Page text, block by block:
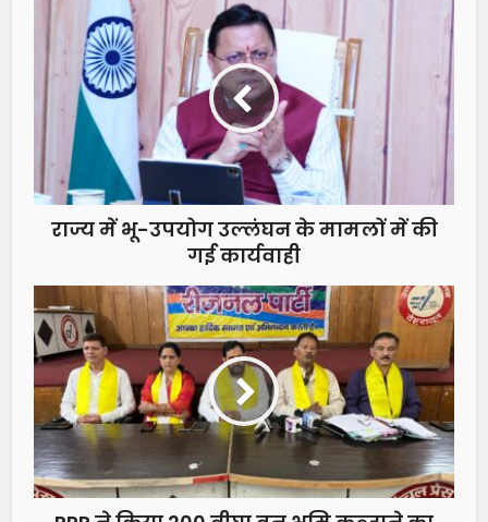
राज्य में भू-उपयोग उल्लंघन के मामलों में की
गई कार्यवाही